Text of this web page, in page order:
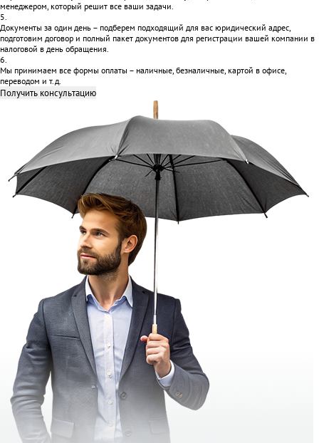
менеджером, который решит все ваши задачи.
5.
Документы за один день – подберем подходящий для вас юридический адрес,
подготовим договор и полный пакет документов для регистрации вашей компании в
налоговой в день обращения.
6.
Мы принимаем все формы оплаты – наличные, безналичные, картой в офисе,
переводом и т.д.
Получить консультацию